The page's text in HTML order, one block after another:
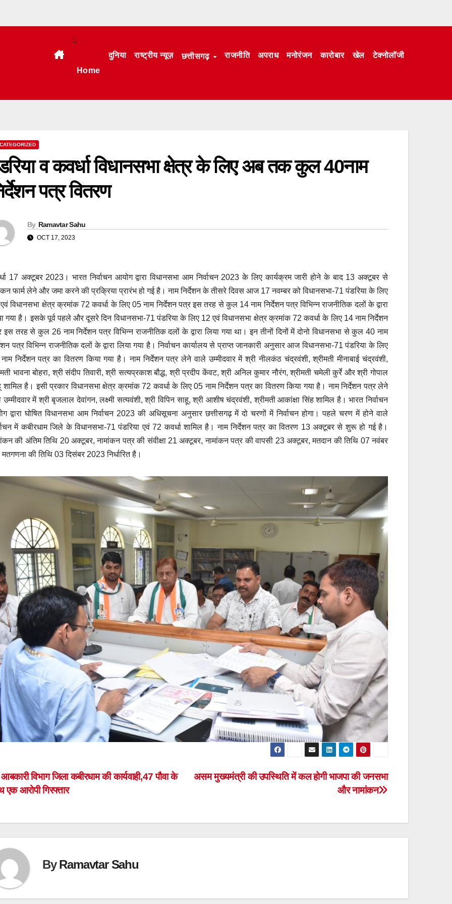
Home
दुनिया राष्ट्रीय न्यूज़ छत्तीसगढ़ राजनीति अपराध मनोरंजन कारोबार खेल टेक्नोलॉजी
व कवर्धा विधानसभा क्षेत्र के लिए अब तक कुल 40नाम
पत्र वितरण
By Ramavtar Sahu
OCT 17, 2023
17 अक्टूबर 2023। भारत निर्वाचन आयोग द्वारा विधानसभा आम निर्वाचन 2023 के लिए कार्यक्रम जारी होने के बाद 13 अक्टूबर से
फार्म लेने और जमा करने की प्रक्रिया प्रारंभ हो गई है। नाम निर्देशन के तीसरे दिवस आज 17 नवम्बर को विधानसभा-71 पंडरिया के लिए
विधानसभा क्षेत्र क्रमांक 72 कवर्धा के लिए 05 नाम निर्देशन पत्र इस तरह से कुल 14 नाम निर्देशन पत्र विभिन्न राजनीतिक दलों के द्वारा
गया है। इसके पूर्व पहले और दूसरे दिन विधानसभा-71 पंडरिया के लिए 12 एवं विधानसभा क्षेत्र क्रमांक 72 कवर्धा के लिए 14 नाम निर्देशन
इस तरह से कुल 26 नाम निर्देशन पत्र विभिन्न राजनीतिक दलों के द्वारा लिया गया था। इन तीनों दिनों में दोनो विधानसभा से कुल 40 नाम
पत्र विभिन्न राजनीतिक दलों के द्वारा लिया गया है। निर्वाचन कार्यालय से प्राप्त जानकारी अनुसार आज विधानसभा-71 पंडरिया के लिए
निर्देशन पत्र का वितरण किया गया है। नाम निर्देशन पत्र लेने वाले उम्मीदवार में श्री नीलकंठ चंद्रवंशी, श्रीमती मीनाबाई चंद्रवंशी,
भावना बोहरा, श्री संदीप तिवारी, श्री सत्यप्रकाश बौद्ध, श्री प्रदीप केंवट, श्री अनिल कुमार नौरंग, श्रीमती चमेली कुर्रे और श्री गोपाल
शामिल है। इसी प्रकार विधानसभा क्षेत्र क्रमांक 72 कवर्धा के लिए 05 नाम निर्देशन पत्र का वितरण किया गया है। नाम निर्देशन पत्र लेने
उम्मीदवार में श्री बृजलाल देवांगन, लक्ष्मी सत्यवंशी, श्री विपिन साहू, श्री आशीष चंद्रवंशी, श्रीमती आकांक्षा सिंह शामिल है। भारत निर्वाचन
द्वारा घोषित विधानसभा आम निर्वाचन 2023 की अधिसूचना अनुसार छत्तीसगढ़ में दो चरणों में निर्वाचन होगा। पहले चरण में होने वाले
में कबीरधाम जिले के विधानसभा-71 पंडरिया एवं 72 कवर्धा शामिल है। नाम निर्देशन पत्र का वितरण 13 अक्टूबर से शुरू हो गई है।
की अंतिम तिथि 20 अक्टूबर, नामांकन पत्र की संवीक्षा 21 अक्टूबर, नामांकन पत्र की वापसी 23 अक्टूबर, मतदान की तिथि 07 नवंबर
की तिथि 03 दिसंबर 2023 निर्धारित है।
असम मुख्यमंत्री की उपस्थिति में कल होगी भाजपा की जनसभा
और नामांकन
विभाग जिला कबीरधाम की कार्यवाही,47 पौवा के
एक आरोपी गिरफ्तार
ByRamavtar Sahu